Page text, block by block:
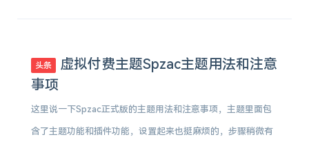
头条
虚拟付费主题Spzac主题用法和注意
事项
这里说一下Spzac正式版的主题用法和注意事项，主题里面包
含了主题功能和插件功能，设置起来也挺麻烦的，步骤稍微有